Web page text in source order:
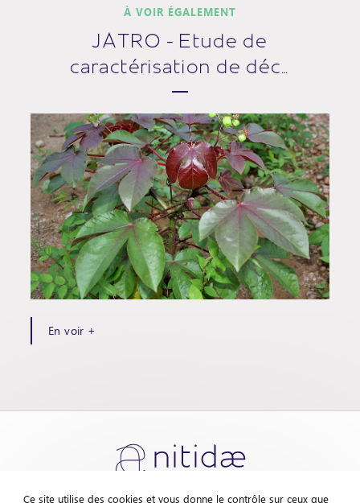
À VOIR ÉGALEMENT
JATRO - Etude de
caractérisation de déc…
En voir +
Ce site utilise des cookies et vous donne le contrôle sur ceux que